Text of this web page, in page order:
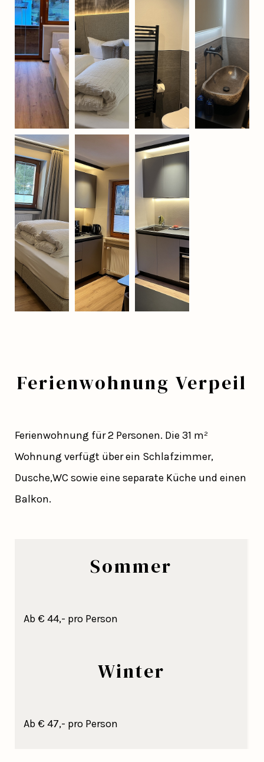
Ferienwohnung Verpeil
Ferienwohnung für 2 Personen. Die 31 m²
Wohnung verfügt über ein Schlafzimmer,
Dusche,WC sowie eine separate Küche und einen
Balkon.
Sommer
Ab € 44,- pro Person
Winter
Ab € 47,- pro Person